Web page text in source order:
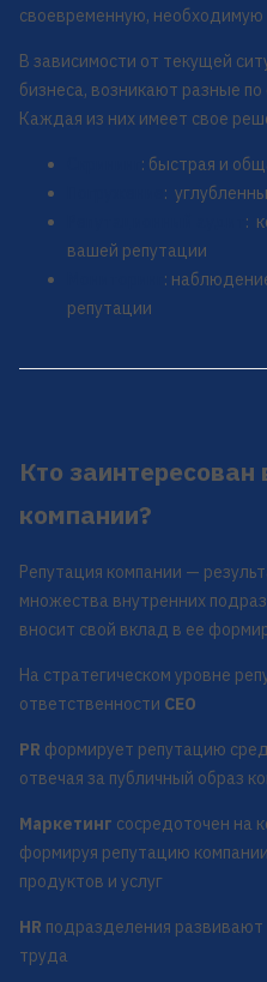
своевременную,
В зависимости от текущей
бизнеса, возникают разные
Каждая из них имеет свое
: быстрая и
:
:
вашей репутации
:
репутации
Кто заинтересован
компании?
Репутация компании —
множества внутренних
вносит свой вклад в ее
На стратегическом уровне
ответственности CEO
PR формирует репутацию
отвечая за публичный образ
Маркетинг сосредоточен на
формируя репутацию
продуктов и услуг
HR подразделения
труда